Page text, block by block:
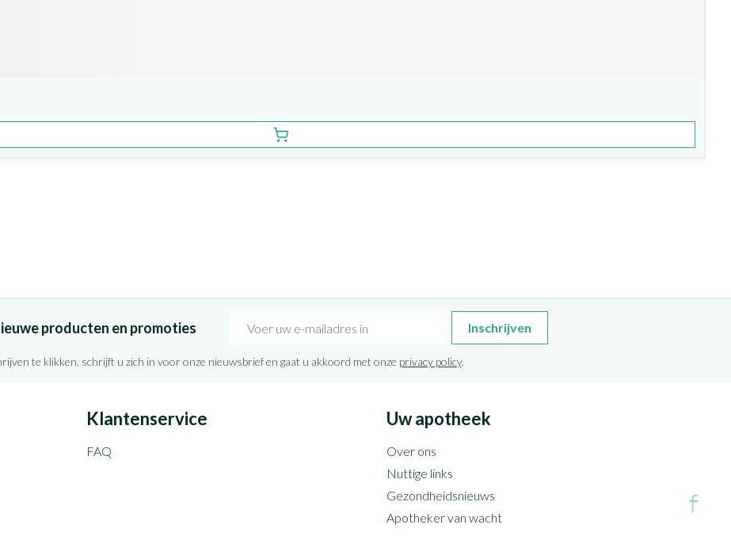
producten en promoties Inschrijven
te klikken, schrijft u zich in voor onze nieuwsbrief en gaat u akkoord met onze privacy policy.
Klantenservice
FAQ
Uw apotheek
Over ons
Nuttige links
Gezondheidsnieuws
Apotheker van wacht